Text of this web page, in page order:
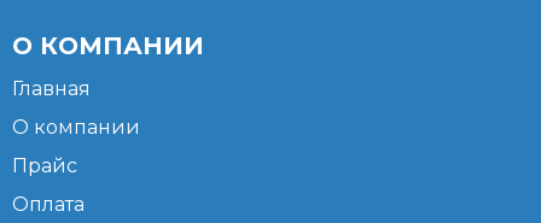
О КОМПАНИИ
Главная
О компании
Прайс
Оплата